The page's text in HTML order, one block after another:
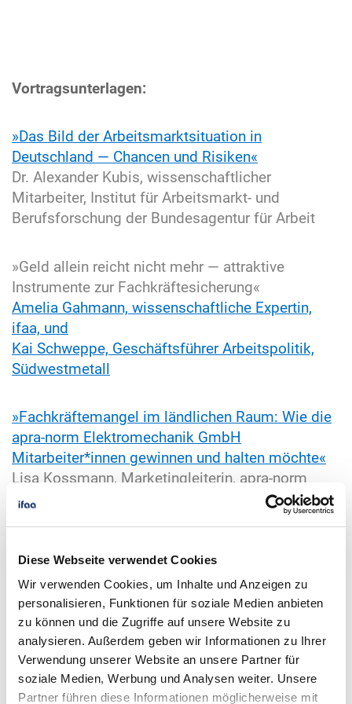
Diese Webseite verwendet Cookies
Wir verwenden Cookies, um Inhalte und Anzeigen zu
personalisieren, Funktionen für soziale Medien anbieten
zu können und die Zugriffe auf unsere Website zu
analysieren. Außerdem geben wir Informationen zu Ihrer
Verwendung unserer Website an unsere Partner für
soziale Medien, Werbung und Analysen weiter. Unsere
Partner führen diese Informationen möglicherweise mit
Vortragsunterlagen:
»Das Bild der Arbeitsmarktsituation in
Deutschland — Chancen und Risiken«
Dr. Alexander Kubis, wissenschaftlicher
Mitarbeiter, Institut für Arbeitsmarkt- und
Berufsforschung der Bundesagentur für Arbeit
»Geld allein reicht nicht mehr — attraktive
Instrumente zur Fachkräftesicherung«
Amelia Gahmann, wissenschaftliche Expertin,
ifaa, und
Kai Schweppe, Geschäftsführer Arbeitspolitik,
Südwestmetall
»Fachkräftemangel im ländlichen Raum: Wie die
apra-norm Elektromechanik GmbH
Mitarbeiter*innen gewinnen und halten möchte«
Lisa Kossmann, Marketingleiterin, apra-norm
Elektromechanik GmbH
Peter Hansemann, Geschäftsleitung, und Nina
Hülsken, Marketing Managerin, ICN GmbH + Co.
KG
»Fach- und Arbeitskräftemangel in Industrie und
Handwerk — was tun?«
Carolin Widenka Director Development,